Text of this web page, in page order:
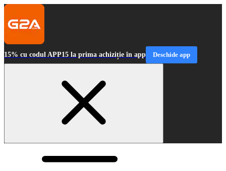
15% cu codul APP15 la prima achiziție în app Deschide app